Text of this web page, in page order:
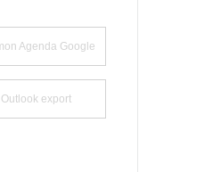
Agenda Google
export